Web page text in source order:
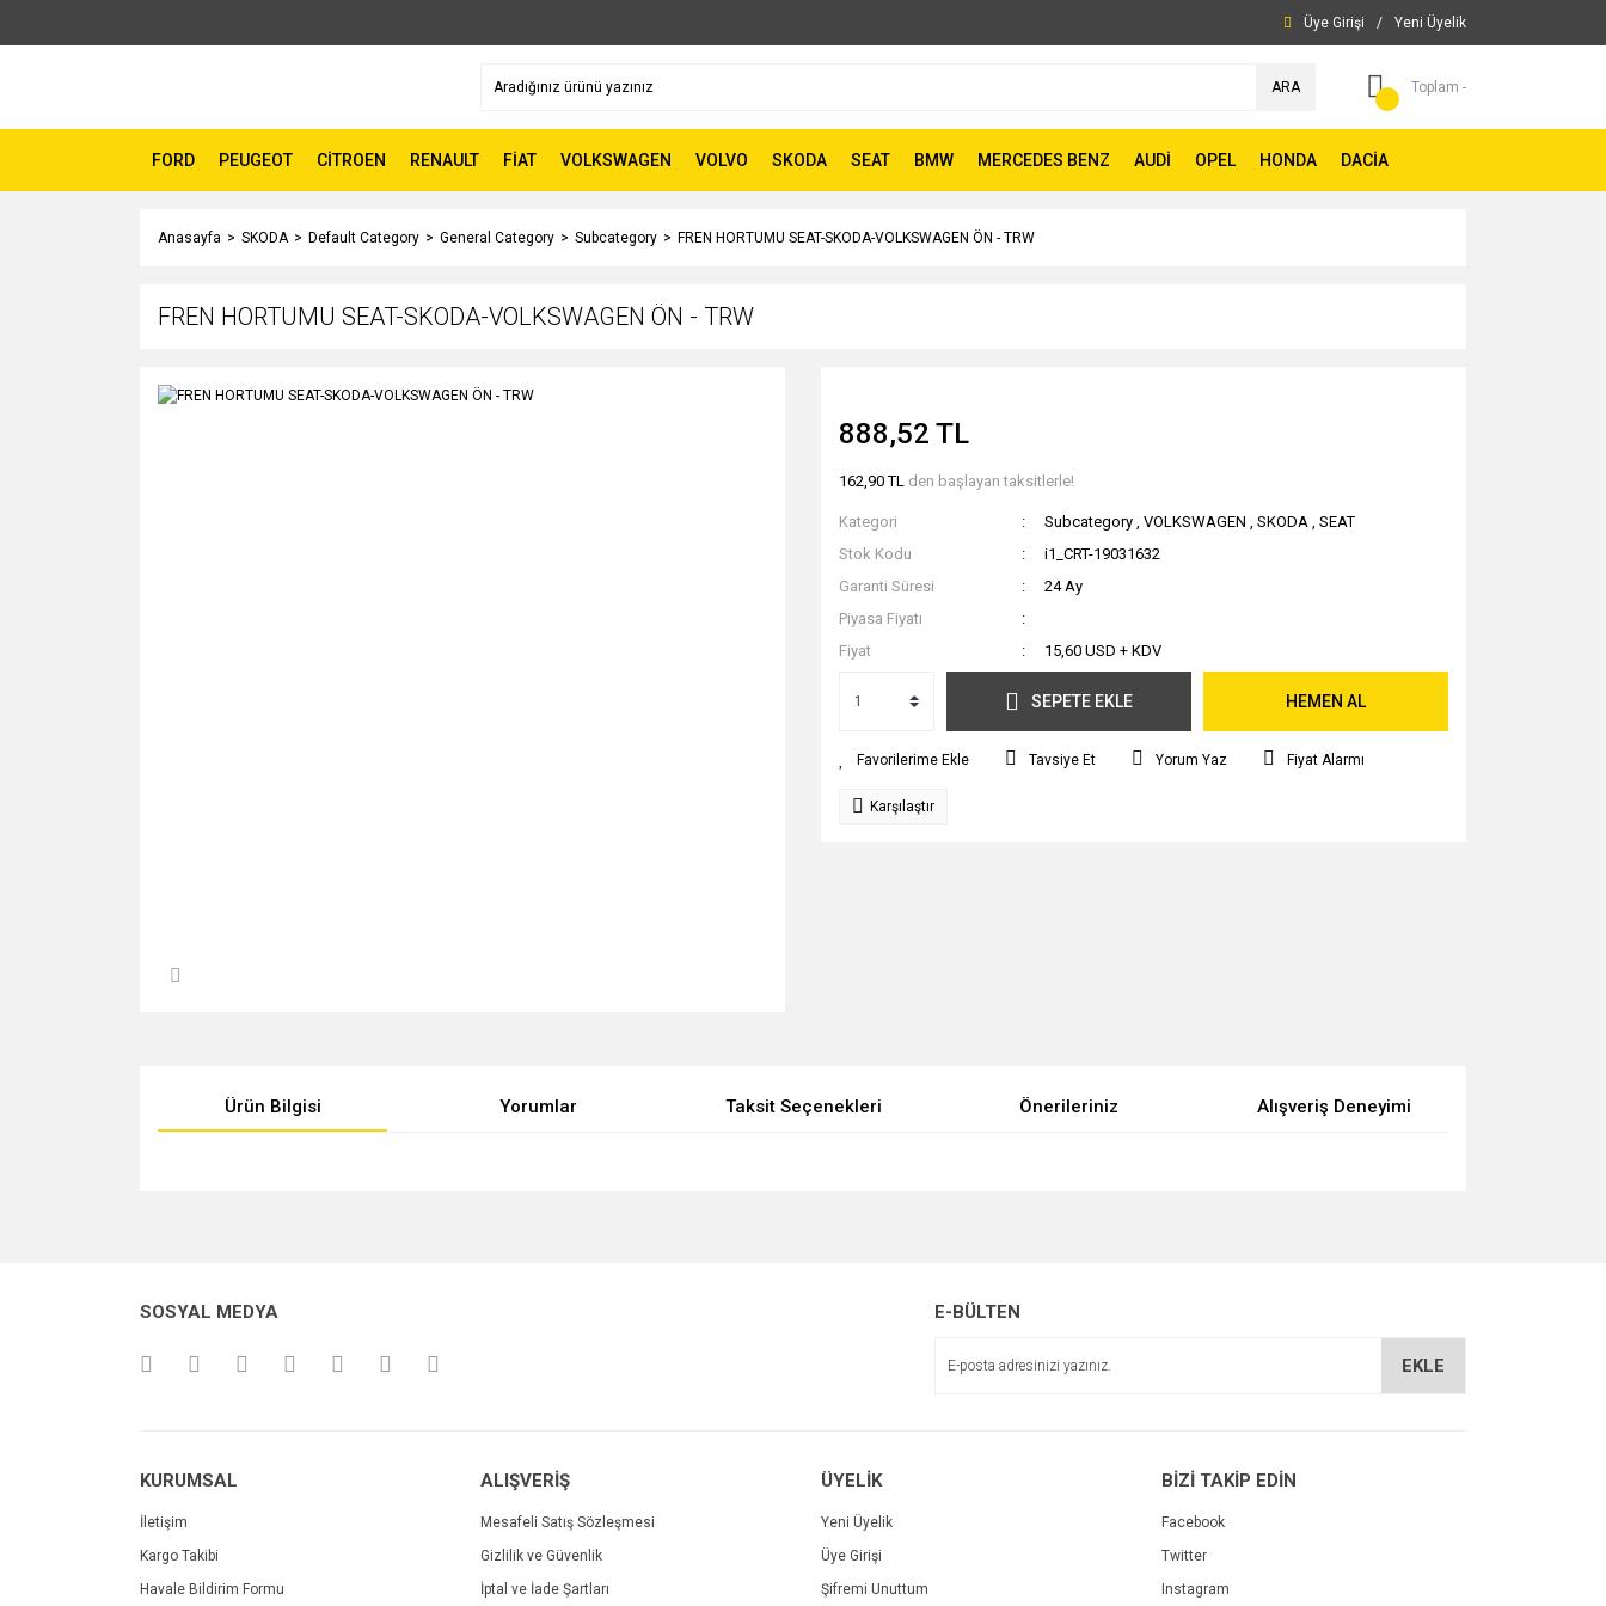
Üye Girişi / Yeni Üyelik
ARA Toplam -
FORD PEUGEOT CİTROEN RENAULT FİAT VOLKSWAGEN VOLVO SKODA SEAT BMW MERCEDES BENZ AUDİ OPEL HONDA DACİA
Anasayfa SKODA Default Category General Category Subcategory FREN HORTUMU SEAT-SKODA-VOLKSWAGEN ÖN - TRW
FREN HORTUMU SEAT-SKODA-VOLKSWAGEN ÖN - TRW
888,52 TL
162,90 TL den başlayan taksitlerle!
Kategori Subcategory , VOLKSWAGEN , SKODA , SEAT
Stok Kodu
i1_CRT-19031632
Garanti Süresi
24 Ay
Piyasa Fiyatı
Fiyat
15,60 USD + KDV
SEPETE EKLE HEMEN AL
Tavsiye Et Yorum Yaz Fiyat Alarmı
Karşılaştır
Ürün Bilgisi Yorumlar Taksit Seçenekleri Önerileriniz Alışveriş Deneyimi
Ürün açıklamasında eksik bilgiler bulunuyor.
SOSYAL MEDYA E-BÜLTEN
EKLE
KURUMSAL
İletişim
Kargo Takibi
Havale Bildirim Formu
ALIŞVERİŞ
Mesafeli Satış Sözleşmesi
Gizlilik ve Güvenlik
İptal ve İade Şartları
ÜYELİK
Yeni Üyelik
Üye Girişi
Şifremi Unuttum
BİZİ TAKİP EDİN
Facebook
Twitter
Instagram